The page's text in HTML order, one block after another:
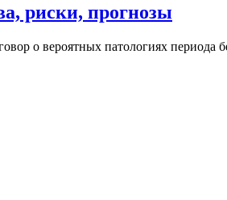
риски, прогнозы
о вероятных патологиях